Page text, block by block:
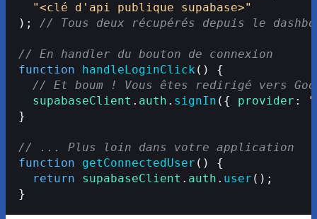
  "<clé d'api publique supabase>"
); // Tous deux récupérés depuis le
// En handler du bouton de connexion
function handleLoginClick () {
// Et boum ! Vous êtes redirigé vers
  supabaseClient
. auth . signIn ({ provider :
}
// ... Plus loin dans votre application
function getConnectedUser () {
  return
supabaseClient . auth . user ();
}